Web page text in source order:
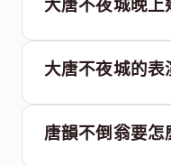
大唐不夜城晚上
大唐不夜城的表
唐韻不倒翁要怎